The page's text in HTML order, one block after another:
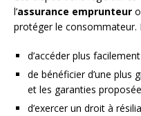
l’assurance emprunteur
protéger le consommateur.
d’accéder plus
de bénéficier d’une plus
et les garanties
d’exercer un droit à